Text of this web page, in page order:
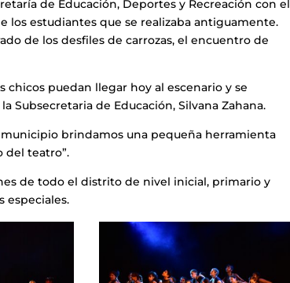
de Educación, Deportes y Recreación con el
estudiantes que se realizaba antiguamente.
de los desfiles de carrozas, el encuentro de
chicos puedan llegar hoy al escenario y se
Subsecretaria de Educación, Silvana Zahana.
municipio brindamos una pequeña herramienta
del teatro”.
de todo el distrito de nivel inicial, primario y
especiales.